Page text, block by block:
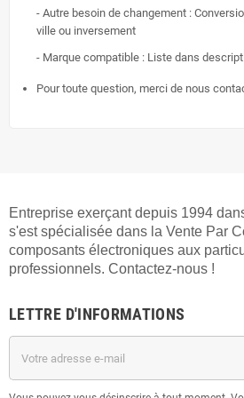
- Autre besoin de changement :
ville ou inversement
- Marque compatible : Liste dans
Pour toute question, merci de nous
Entreprise exerçant depuis 1994
s'est spécialisée dans la Vente Par
composants électroniques aux
professionnels. Contactez-nous !
LETTRE D'INFORMATIONS